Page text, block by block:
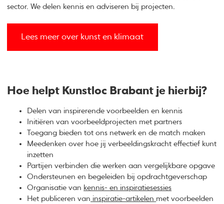
sector. We delen kennis en adviseren bij projecten.
Lees meer over kunst en klimaat
Hoe helpt Kunstloc Brabant je hierbij?
Delen van inspirerende voorbeelden en kennis
Initiëren van voorbeeldprojecten met partners
Toegang bieden tot ons netwerk en de match maken
Meedenken over hoe jij verbeeldingskracht effectief kunt
inzetten
Partijen verbinden die werken aan vergelijkbare opgave
Ondersteunen en begeleiden bij opdrachtgeverschap
Organisatie van kennis- en inspiratiesessies
Het publiceren van inspiratie-artikelen met voorbeelden